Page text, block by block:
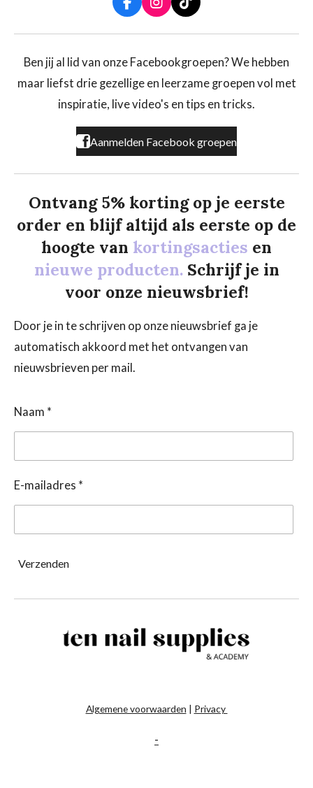
F
a
c
b
o
k
I
n
s
a
r
a
T
i
k
o
Ben jij al lid van onze Facebookgroepen? We hebben
maar liefst drie gezellige en leerzame groepen vol met
inspiratie, live video's en tips en tricks.
Aanmelden Facebook groepen
Ontvang 5% korting op je eerste
order en blijf altijd als eerste op de
hoogte van kortingsacties en
nieuwe producten. Schrijf je in
voor onze nieuwsbrief!
Door je in te schrijven op onze nieuwsbrief ga je
automatisch akkoord met het ontvangen van
nieuwsbrieven per mail.
Naam *
E-mailadres *
Verzenden
Algemene voorwaarden | Privacy
-